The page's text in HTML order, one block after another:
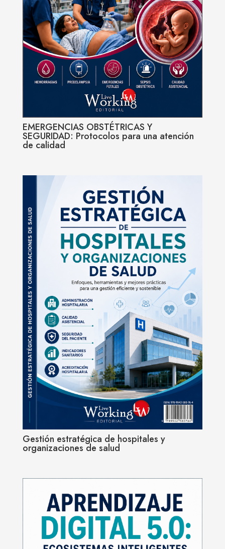
EMERGENCIAS OBSTÉTRICAS Y
SEGURIDAD: Protocolos para una atención
de calidad
Gestión estratégica de hospitales y
organizaciones de salud